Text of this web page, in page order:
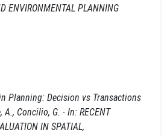
ENVIRONMENTAL PLANNING
Planning: Decision vs Transactions
A., Concilio, G. - In: RECENT
IN SPATIAL,